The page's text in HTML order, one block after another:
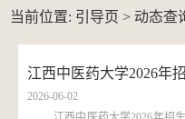
当前位置: 引导页 >动态查
江西中医药大学2026年
2026-06-02